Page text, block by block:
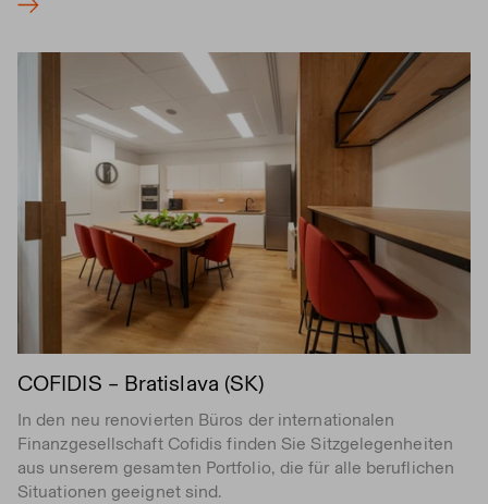
COFIDIS – Bratislava (SK)
In den neu renovierten Büros der internationalen
Finanzgesellschaft Cofidis finden Sie Sitzgelegenheiten
aus unserem gesamten Portfolio, die für alle beruflichen
Situationen geeignet sind.